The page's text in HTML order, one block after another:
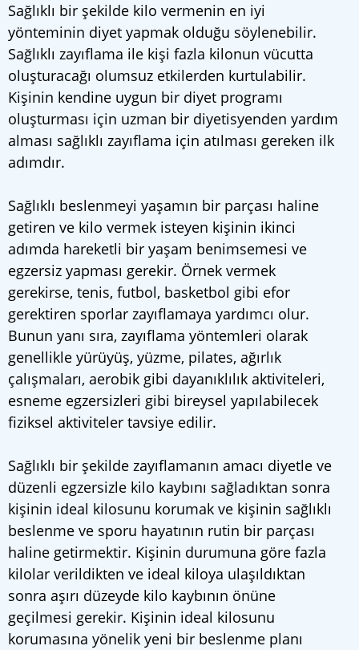
Sağlıklı bir şekilde kilo vermenin en iyi
yönteminin diyet yapmak olduğu söylenebilir.
Sağlıklı zayıflama ile kişi fazla kilonun vücutta
oluşturacağı olumsuz etkilerden kurtulabilir.
Kişinin kendine uygun bir diyet programı
oluşturması için uzman bir diyetisyenden yardım
alması sağlıklı zayıflama için atılması gereken ilk
adımdır.
Sağlıklı beslenmeyi yaşamın bir parçası haline
getiren ve kilo vermek isteyen kişinin ikinci
adımda hareketli bir yaşam benimsemesi ve
egzersiz yapması gerekir. Örnek vermek
gerekirse, tenis, futbol, basketbol gibi efor
gerektiren sporlar zayıflamaya yardımcı olur.
Bunun yanı sıra, zayıflama yöntemleri olarak
genellikle yürüyüş, yüzme, pilates, ağırlık
çalışmaları, aerobik gibi dayanıklılık aktiviteleri,
esneme egzersizleri gibi bireysel yapılabilecek
fiziksel aktiviteler tavsiye edilir.
Sağlıklı bir şekilde zayıflamanın amacı diyetle ve
düzenli egzersizle kilo kaybını sağladıktan sonra
kişinin ideal kilosunu korumak ve kişinin sağlıklı
beslenme ve sporu hayatının rutin bir parçası
haline getirmektir. Kişinin durumuna göre fazla
kilolar verildikten ve ideal kiloya ulaşıldıktan
sonra aşırı düzeyde kilo kaybının önüne
geçilmesi gerekir. Kişinin ideal kilosunu
korumasına yönelik yeni bir beslenme planı